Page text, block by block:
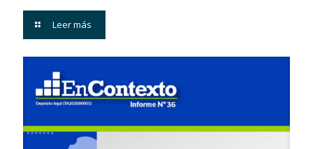
Leer más